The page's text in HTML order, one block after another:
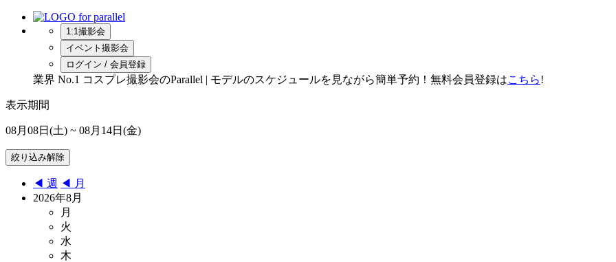
1:1撮影会
イベント撮影会
ログイン / 会員登録
業界 No.1 コスプレ撮影会のParallel | モデルのスケジュールを見ながら簡単予約！無料会員登録はこちら!
表示期間
08月08日(土) ~ 08月14日(金)
◀︎ 週 ◀︎ 月
2026年8月
月
火
水
木